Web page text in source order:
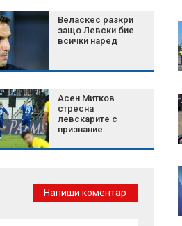
Веласкес разкри
защо Левски бие
всички наред
Асен Митков
стресна
левскарите с
признание
Пъстро зрелище в
небето: Фестивалът на
Нинова: Йотова да не
се крие, а да свика
спешно КСНС заради
дрона
е знак, че Кремъл
разширява натиска
Напиши коментар